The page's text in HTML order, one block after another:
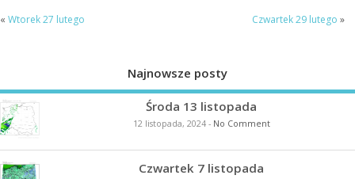
« Wtorek 27 lutego Czwartek 29 lutego »
Najnowsze posty
Środa 13 listopada
12 listopada, 2024- No Comment
Czwartek 7 listopada